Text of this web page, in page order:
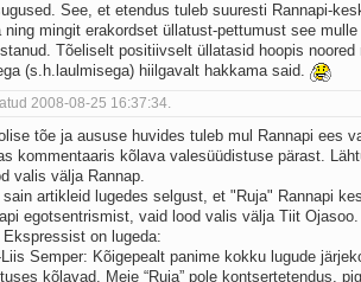
See, et etendus tuleb suuresti Rannapi-
ning mingit erakordset üllatust-pettumust see
Tõeliselt positiivselt üllatasid hoopis noored
(s.h.laulmisega) hiilgavalt hakkama said.
2008-08-25 16:37:34.
tõe ja aususe huvides tuleb mul Rannapi ees
kommentaaris kõlava valesüüdistuse pärast.
valis välja Rannap.
sain artikleid lugedes selgust, et "Ruja" Rannapi
egotsentrismist, vaid lood valis välja Tiit Ojasoo.
Ekspressist on lugeda:
Semper: Kõigepealt panime kokku lugude
kõlavad. Meie “Ruja” pole kontsertetendus,